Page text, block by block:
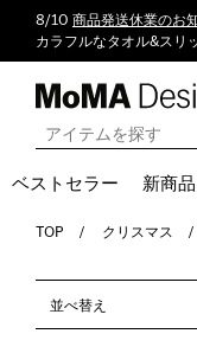
8/10 商品発送休業のお
カラフルなタオル&スリ
ベストセラー 新商品
TOP クリスマス
並べ替え